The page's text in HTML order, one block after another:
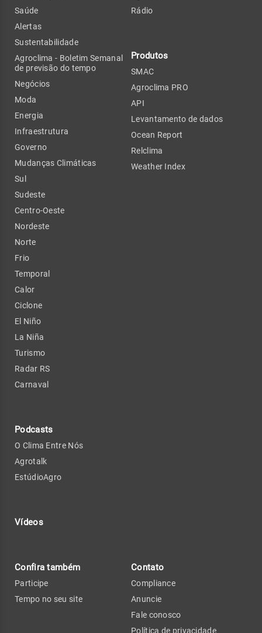
Saúde
Alertas
Sustentabilidade
Agroclima - Boletim Semanal
de previsão do tempo
Negócios
Moda
Energia
Infraestrutura
Governo
Mudanças Climáticas
Sul
Sudeste
Centro-Oeste
Nordeste
Norte
Frio
Temporal
Calor
Ciclone
El Niño
La Niña
Turismo
Radar RS
Carnaval
Podcasts
O Clima Entre Nós
Agrotalk
EstúdioAgro
Vídeos
Rádio
Produtos
SMAC
Agroclima PRO
API
Levantamento de dados
Ocean Report
Relclima
Weather Index
Confira também
Participe
Tempo no seu site
Contato
Compliance
Anuncie
Fale conosco
Política de privacidade